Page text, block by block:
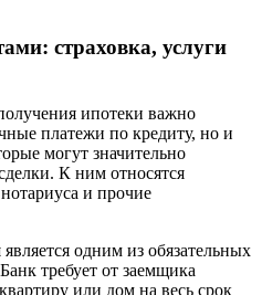
страховка, услуги
ипотеки важно
платежи по кредиту, но и
могут значительно
К ним относятся
и прочие
является одним из обязательных
требует от заемщика
или дом на весь срок